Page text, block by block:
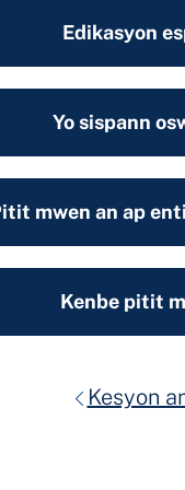
Edikasyon
Yo sispann
mwen an ap
Kenbe pitit
Kesyon